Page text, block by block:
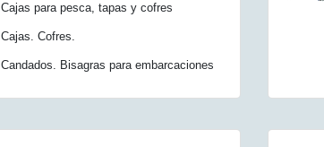
Cajas para pesca, tapas y cofres
Cajas. Cofres.
Candados. Bisagras para embarcaciones